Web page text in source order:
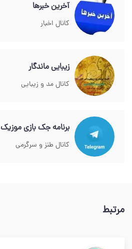
آخرین خبرها
کانال اخبار
زیبایی ماندگار
کانال مد و زیبایی
برنامه جک بازی موزیک
کانال طنز و سرگرمی
مرتبط